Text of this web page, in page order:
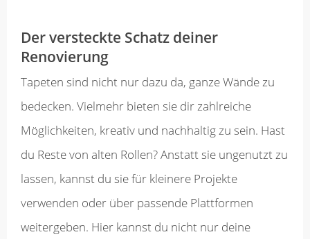
Der versteckte Schatz deiner
Renovierung
Tapeten sind nicht nur dazu da, ganze Wände zu
bedecken. Vielmehr bieten sie dir zahlreiche
Möglichkeiten, kreativ und nachhaltig zu sein. Hast
du Reste von alten Rollen? Anstatt sie ungenutzt zu
lassen, kannst du sie für kleinere Projekte
verwenden oder über passende Plattformen
weitergeben. Hier kannst du nicht nur deine